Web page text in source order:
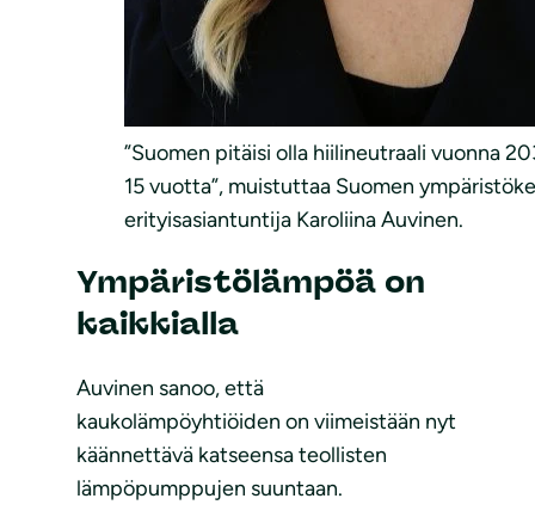
”Suomen pitäisi olla hiilineutraali vuonna
15 vuotta”, muistuttaa Suomen
erityisasiantuntija Karoliina Auvinen.
Ympäristölämpöä on
kaikkialla
Auvinen sanoo, että
kaukolämpöyhtiöiden on viimeistään nyt
käännettävä katseensa teollisten
lämpöpumppujen suuntaan.